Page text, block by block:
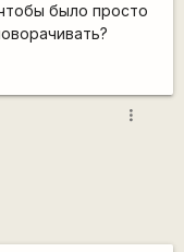
было просто
more_vert